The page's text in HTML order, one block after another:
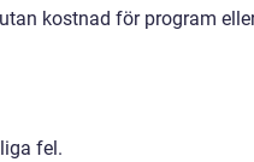
kostnad för program
fel.